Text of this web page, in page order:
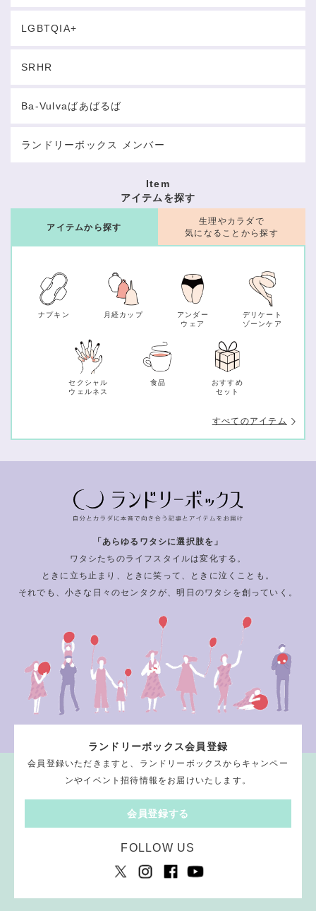
LGBTQIA+
SRHR
Ba-Vulvaばあばるば
ランドリーボックス メンバー
Item
アイテムを探す
アイテムから探す
ナプキン 月経カップ
アンダー
ウェア
デリケート
ゾーンケア
セクシャル
ウェルネス
食品
おすすめ
セット
すべてのアイテム
生理やカラダで
気になることから探す
「あらゆるワタシに選択肢を」
ワタシたちのライフスタイルは変化する。
ときに立ち止まり、ときに笑って、ときに泣くことも。
それでも、小さな日々のセンタクが、明日のワタシを創っていく。
ランドリーボックス会員登録
会員登録いただきますと、ランドリーボックスからキャンペー
ンやイベント招待情報をお届けいたします。
会員登録する
FOLLOW US